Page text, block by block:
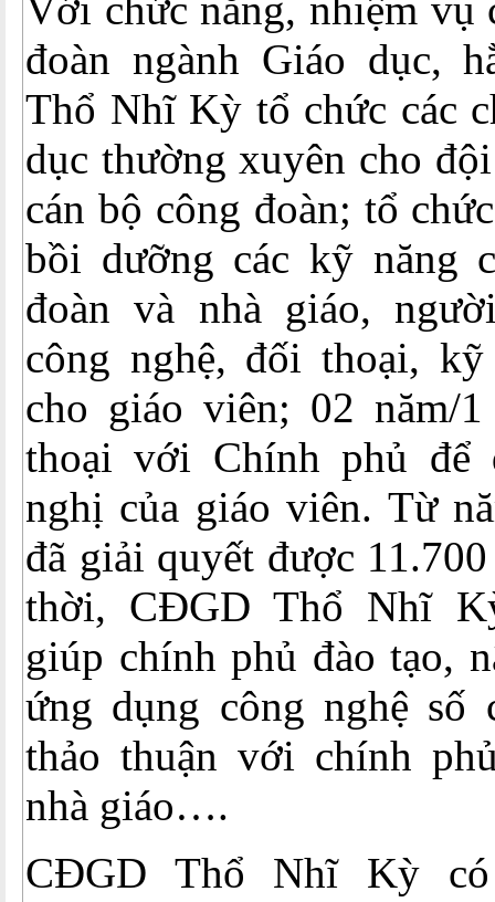
đoàn ngành Giáo dục,
Thổ Nhĩ Kỳ tổ chức các
dục thường xuyên cho
cán bộ công đoàn; tổ
bồi dưỡng các kỹ năng
đoàn và nhà giáo,
công nghệ, đối thoại,
cho giáo viên; 02 năm/
thoại với Chính phủ để
nghị của giáo viên. Từ
đã giải quyết được
thời, CĐGD Thổ Nhĩ
giúp chính phủ đào tạo,
ứng dụng công nghệ số
thảo thuận với chính
nhà giáo….
CĐGD Thổ Nhĩ Kỳ